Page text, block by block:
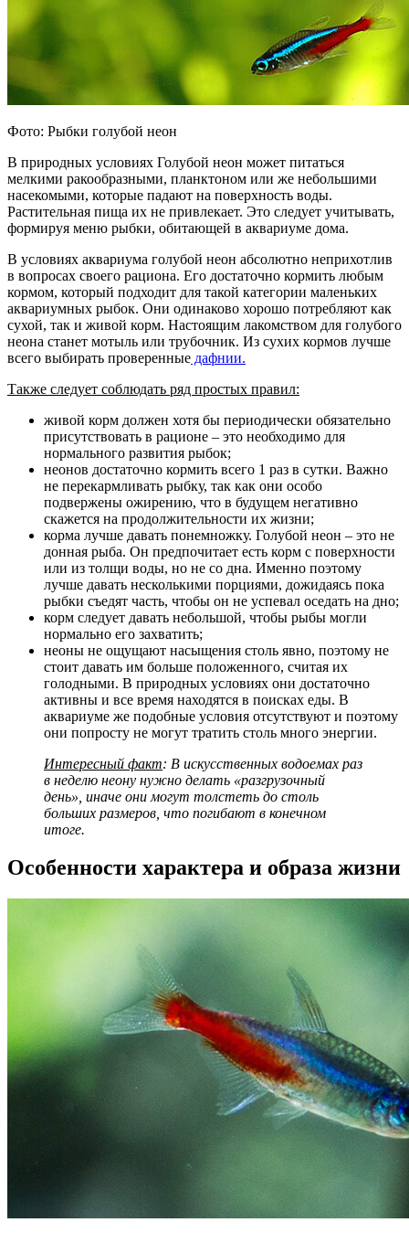
Фото: Рыбки голубой неон
В природных условиях Голубой неон может питаться
мелкими ракообразными, планктоном или же небольшими
насекомыми, которые падают на поверхность воды.
Растительная пища их не привлекает. Это следует учитывать,
формируя меню рыбки, обитающей в аквариуме дома.
В условиях аквариума голубой неон абсолютно неприхотлив
в вопросах своего рациона. Его достаточно кормить любым
кормом, который подходит для такой категории маленьких
аквариумных рыбок. Они одинаково хорошо потребляют как
сухой, так и живой корм. Настоящим лакомством для голубого
неона станет мотыль или трубочник. Из сухих кормов лучше
всего выбирать проверенные дафнии.
Также следует соблюдать ряд простых правил:
живой корм должен хотя бы периодически обязательно
присутствовать в рационе – это необходимо для
нормального развития рыбок;
неонов достаточно кормить всего 1 раз в сутки. Важно
не перекармливать рыбку, так как они особо
подвержены ожирению, что в будущем негативно
скажется на продолжительности их жизни;
корма лучше давать понемножку. Голубой неон – это не
донная рыба. Он предпочитает есть корм с поверхности
или из толщи воды, но не со дна. Именно поэтому
лучше давать несколькими порциями, дожидаясь пока
рыбки съедят часть, чтобы он не успевал оседать на дно;
корм следует давать небольшой, чтобы рыбы могли
нормально его захватить;
неоны не ощущают насыщения столь явно, поэтому не
стоит давать им больше положенного, считая их
голодными. В природных условиях они достаточно
активны и все время находятся в поисках еды. В
аквариуме же подобные условия отсутствуют и поэтому
они попросту не могут тратить столь много энергии.
Интересный факт: В искусственных водоемах раз
в неделю неону нужно делать «разгрузочный
день», иначе они могут толстеть до столь
больших размеров, что погибают в конечном
итоге.
Особенности характера и образа жизни